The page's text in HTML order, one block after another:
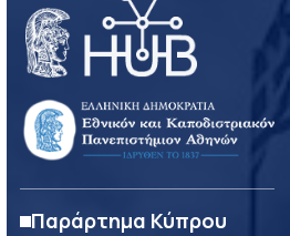
Παράρτημα Κύπρου